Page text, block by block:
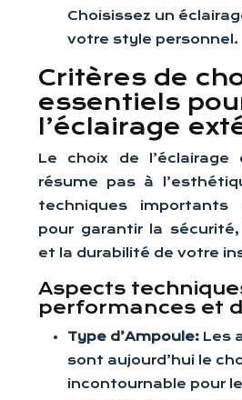
Choisissez un
votre style personnel.
Critères de
essentiels
l’éclairage
Le choix de l’éclairage
résume pas à
techniques
pour garantir la
et la durabilité de votre
Aspects
performances et
Type d’Ampoule: Les
sont aujourd’hui le
incontournable pour